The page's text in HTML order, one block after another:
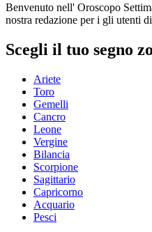
Benvenuto nell' Oroscopo
nostra redazione per i gli utenti
Scegli il tuo segno
Ariete
Toro
Gemelli
Cancro
Leone
Vergine
Bilancia
Scorpione
Sagittario
Capricorno
Acquario
Pesci